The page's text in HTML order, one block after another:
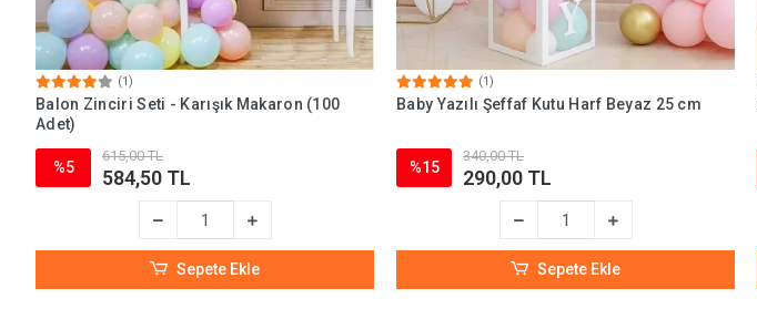
(1)
Balon Zinciri Seti - Karışık Makaron (100
Adet)
%5
615,00 TL
584,50 TL
Sepete Ekle
(1)
Baby Yazılı Şeffaf Kutu Harf Beyaz 25 cm
%15
340,00 TL
290,00 TL
Sepete Ekle